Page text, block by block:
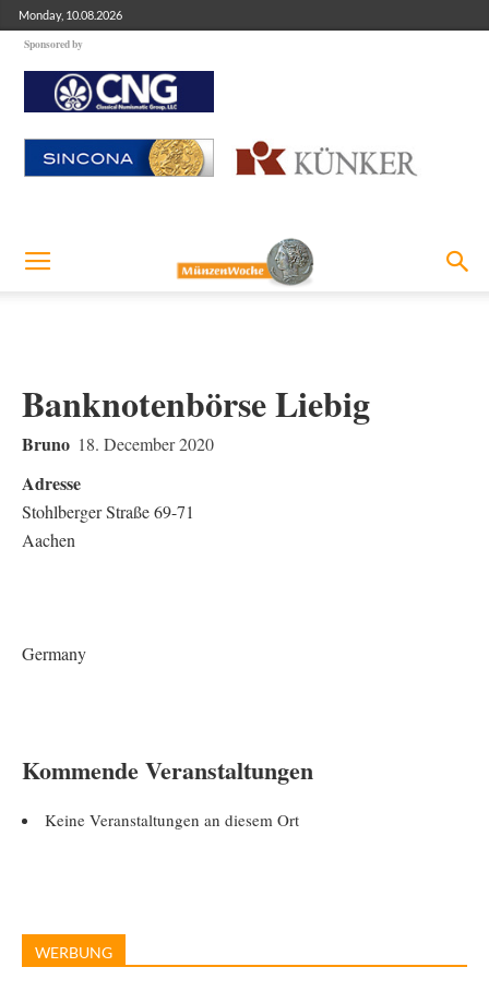
Monday, 10.08.2026
Sponsored by
Banknotenbörse Liebig
Bruno 18. December 2020
Adresse
Stohlberger Straße 69-71
Aachen
Germany
Kommende Veranstaltungen
Keine Veranstaltungen an diesem Ort
WERBUNG